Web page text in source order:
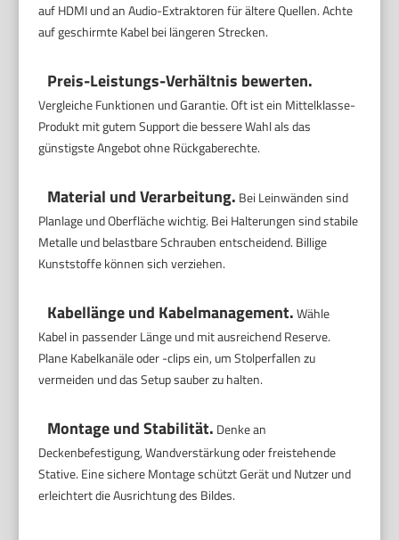
auf HDMI und an Audio-Extraktoren für ältere Quellen. Achte
auf geschirmte Kabel bei längeren Strecken.
Preis-Leistungs-Verhältnis bewerten.
Vergleiche Funktionen und Garantie. Oft ist ein Mittelklasse-
Produkt mit gutem Support die bessere Wahl als das
günstigste Angebot ohne Rückgaberechte.
Material und Verarbeitung. Bei Leinwänden sind
Planlage und Oberfläche wichtig. Bei Halterungen sind stabile
Metalle und belastbare Schrauben entscheidend. Billige
Kunststoffe können sich verziehen.
Kabellänge und Kabelmanagement.Wähle
Kabel in passender Länge und mit ausreichend Reserve.
Plane Kabelkanäle oder -clips ein, um Stolperfallen zu
vermeiden und das Setup sauber zu halten.
Montage und Stabilität. Denke an
Deckenbefestigung, Wandverstärkung oder freistehende
Stative. Eine sichere Montage schützt Gerät und Nutzer und
erleichtert die Ausrichtung des Bildes.